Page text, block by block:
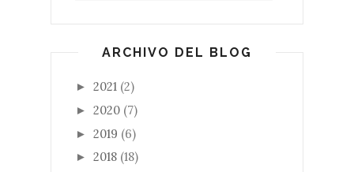
ARCHIVO DEL BLOG
► 2021 (2)
► 2020 (7)
► 2019 (6)
► 2018 (18)